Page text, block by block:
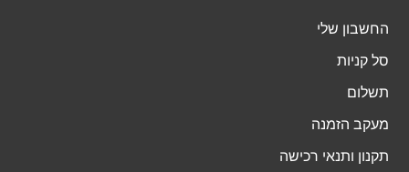
החשבון שלי
סל קניות
תשלום
מעקב הזמנה
תקנון ותנאי רכישה